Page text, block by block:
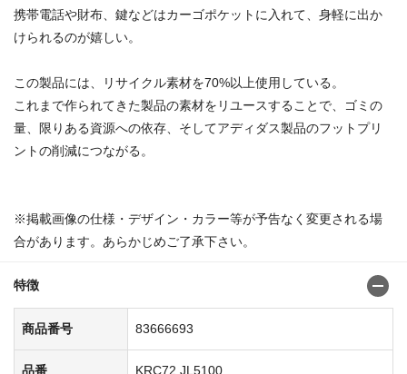
携帯電話や財布、鍵などはカーゴポケットに入れて、身軽に出か
けられるのが嬉しい。
この製品には、リサイクル素材を70%以上使用している。
これまで作られてきた製品の素材をリユースすることで、ゴミの
量、限りある資源への依存、そしてアディダス製品のフットプリ
ントの削減につながる。
※掲載画像の仕様・デザイン・カラー等が予告なく変更される場
合があります。あらかじめご了承下さい。
特徴
商品番号 83666693
品番 KRC72 JL5100